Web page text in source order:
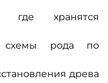
где хранятся
схемы рода по
древа